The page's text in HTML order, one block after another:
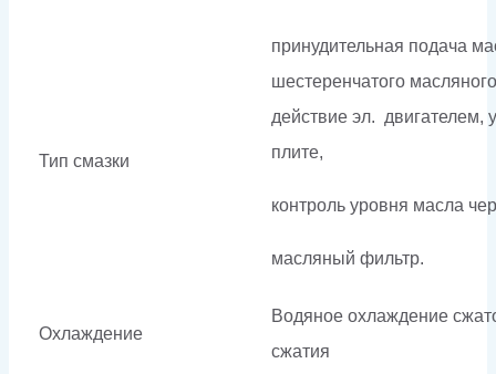
Тип смазки
принудительная подача
шестеренчатого
действие эл. двигателем,
плите,
контроль уровня масла
масляный фильтр.
Охлаждение
Водяное охлаждение
сжатия